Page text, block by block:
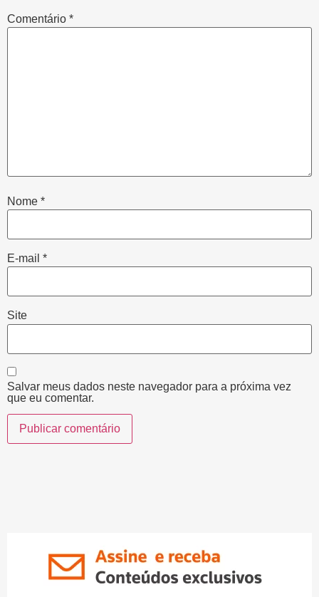
Comentário *
Nome *
E-mail *
Site
Salvar meus dados neste navegador para a próxima vez
que eu comentar.